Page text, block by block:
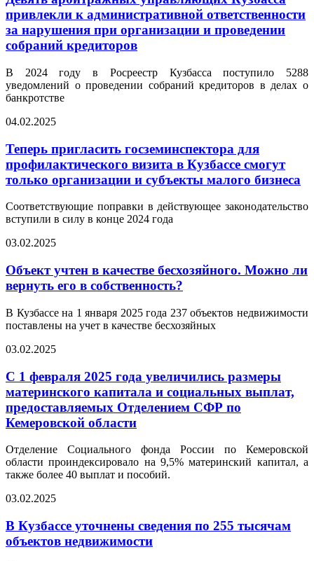
привлекли к административной ответственности
за нарушения при организации и проведении
собраний кредиторов
В 2024 году в Росреестр Кузбасса поступило 5288
уведомлений о проведении собраний кредиторов в делах о
банкротстве
04.02.2025
Теперь пригласить госземинспектора для
профилактического визита в Кузбассе смогут
только организации и субъекты малого бизнеса
Соответствующие поправки в действующее законодательство
вступили в силу в конце 2024 года
03.02.2025
Объект учтен в качестве бесхозяйного. Можно ли
вернуть его в собственность?
В Кузбассе на 1 января 2025 года 237 объектов недвижимости
поставлены на учет в качестве бесхозяйных
03.02.2025
С 1 февраля 2025 года увеличились размеры
материнского капитала и социальных выплат,
предоставляемых Отделением СФР по
Кемеровской области
Отделение Социального фонда России по Кемеровской
области проиндексировало на 9,5% материнский капитал, а
также более 40 выплат и пособий.
03.02.2025
В Кузбассе уточнены сведения по 255 тысячам
объектов недвижимости